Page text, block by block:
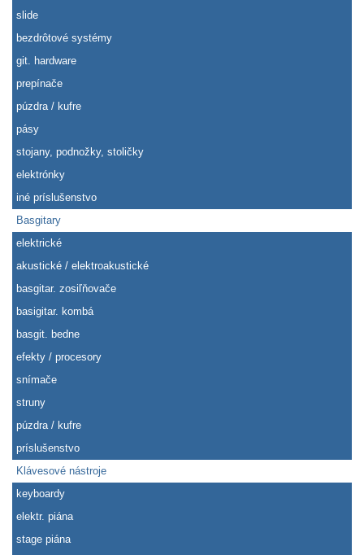
slide
bezdrôtové systémy
git. hardware
prepínače
púzdra / kufre
pásy
stojany, podnožky, stoličky
elektrónky
iné príslušenstvo
Basgitary
elektrické
akustické / elektroakustické
basgitar. zosiľňovače
basigitar. kombá
basgit. bedne
efekty / procesory
snímače
struny
púzdra / kufre
príslušenstvo
Klávesové nástroje
keyboardy
elektr. piána
stage piána